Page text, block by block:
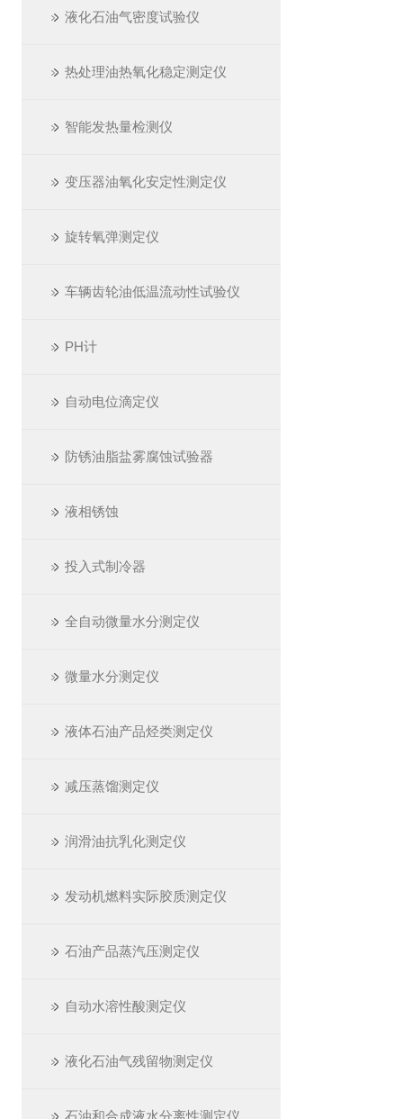
液化石油气密度试验仪
热处理油热氧化稳定测定仪
智能发热量检测仪
变压器油氧化安定性测定仪
旋转氧弹测定仪
车辆齿轮油低温流动性试验仪
PH计
自动电位滴定仪
防锈油脂盐雾腐蚀试验器
液相锈蚀
投入式制冷器
全自动微量水分测定仪
微量水分测定仪
液体石油产品烃类测定仪
减压蒸馏测定仪
润滑油抗乳化测定仪
发动机燃料实际胶质测定仪
石油产品蒸汽压测定仪
自动水溶性酸测定仪
液化石油气残留物测定仪
石油和合成液水分离性测定仪